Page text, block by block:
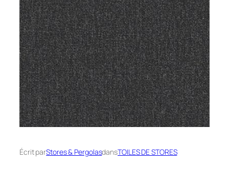
Écrit parStores & PergolasdansTOILES DE STORES